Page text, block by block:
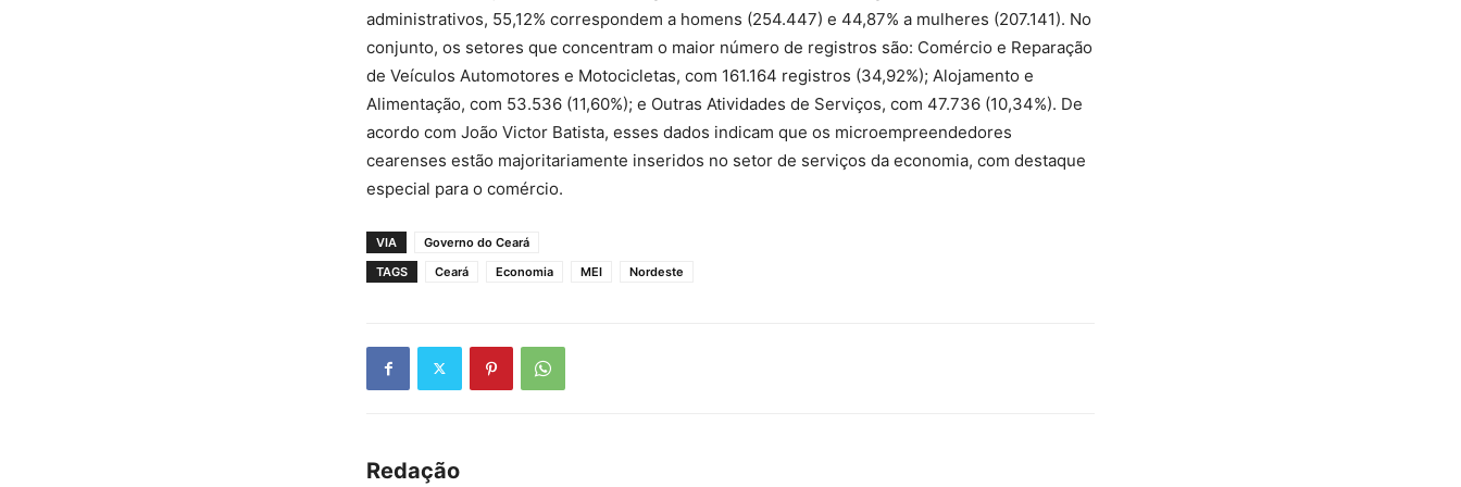
administrativos, 55,12% correspondem a homens (254.447) e 44,87% a mulheres (207.141). No
conjunto, os setores que concentram o maior número de registros são: Comércio e Reparação
de Veículos Automotores e Motocicletas, com 161.164 registros (34,92%); Alojamento e
Alimentação, com 53.536 (11,60%); e Outras Atividades de Serviços, com 47.736 (10,34%). De
acordo com João Victor Batista, esses dados indicam que os microempreendedores
cearenses estão majoritariamente inseridos no setor de serviços da economia, com destaque
especial para o comércio.
VIA
Governo do Ceará
TAGS
Ceará Economia MEI Nordeste
Redação